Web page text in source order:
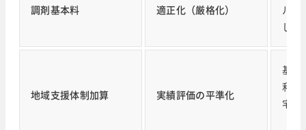
調剤基本料 適正化（厳格化）
ルの
し、
地域支援体制加算 実績評価の平準化
基本
利・
宅や